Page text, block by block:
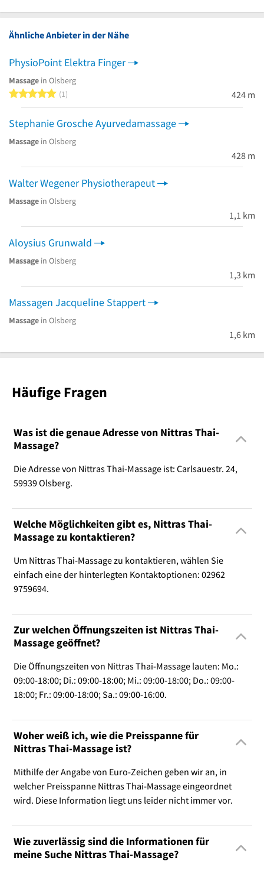
Ähnliche Anbieter in der Nähe
PhysioPoint Elektra Finger
Massage in Olsberg
5 von 5 Sternen
1 424 m
Stephanie Grosche Ayurvedamassage
Massage in Olsberg
428 m
Walter Wegener Physiotherapeut
Massage in Olsberg
1,1 km
Aloysius Grunwald
Massage in Olsberg
1,3 km
Massagen Jacqueline Stappert
Massage in Olsberg
1,6 km
Häufige Fragen
Was ist die genaue Adresse von Nittras Thai-
Massage?
Die Adresse von Nittras Thai-Massage ist: Carlsauestr. 24,
59939 Olsberg.
Welche Möglichkeiten gibt es, Nittras Thai-
Massage zu kontaktieren?
Um Nittras Thai-Massage zu kontaktieren, wählen Sie
einfach eine der hinterlegten Kontaktoptionen: 02962
9759694.
Zur welchen Öffnungszeiten ist Nittras Thai-
Massage geöffnet?
Die Öffnungszeiten von Nittras Thai-Massage lauten: Mo.:
09:00-18:00; Di.: 09:00-18:00; Mi.: 09:00-18:00; Do.: 09:00-
18:00; Fr.: 09:00-18:00; Sa.: 09:00-16:00.
Woher weiß ich, wie die Preisspanne für
Nittras Thai-Massage ist?
Mithilfe der Angabe von Euro-Zeichen geben wir an, in
welcher Preisspanne Nittras Thai-Massage eingeordnet
wird. Diese Information liegt uns leider nicht immer vor.
Wie zuverlässig sind die Informationen für
meine Suche Nittras Thai-Massage?